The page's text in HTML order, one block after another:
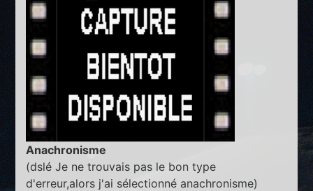
Anachronisme
(dslé Je ne trouvais pas le bon type
d'erreur,alors j'ai sélectionné anachronisme)